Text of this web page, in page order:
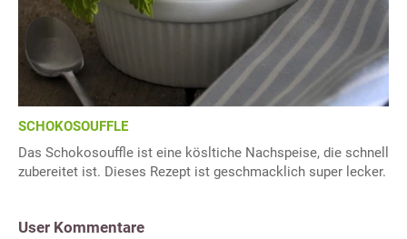
SCHOKOSOUFFLE
Das Schokosouffle ist eine kösltiche Nachspeise, die schnell
zubereitet ist. Dieses Rezept ist geschmacklich super lecker.
User Kommentare